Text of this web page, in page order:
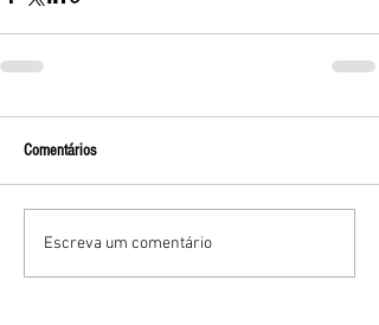
Comentários
Escreva um comentário